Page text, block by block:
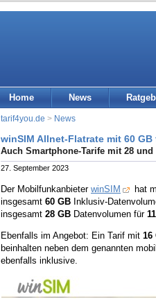
Home News
tarif4you.de > News
winSIM Allnet-Flatrate mit 60
Auch Smartphone-Tarife mit 28
27. September 2023
Der Mobilfunkanbieter winSIM
hat
insgesamt 60 GB Inklusiv-
insgesamt 28 GB Datenvolumen für
Ebenfalls im Angebot: Ein Tarif mit 16
beinhalten neben dem genannten
ebenfalls inklusive.